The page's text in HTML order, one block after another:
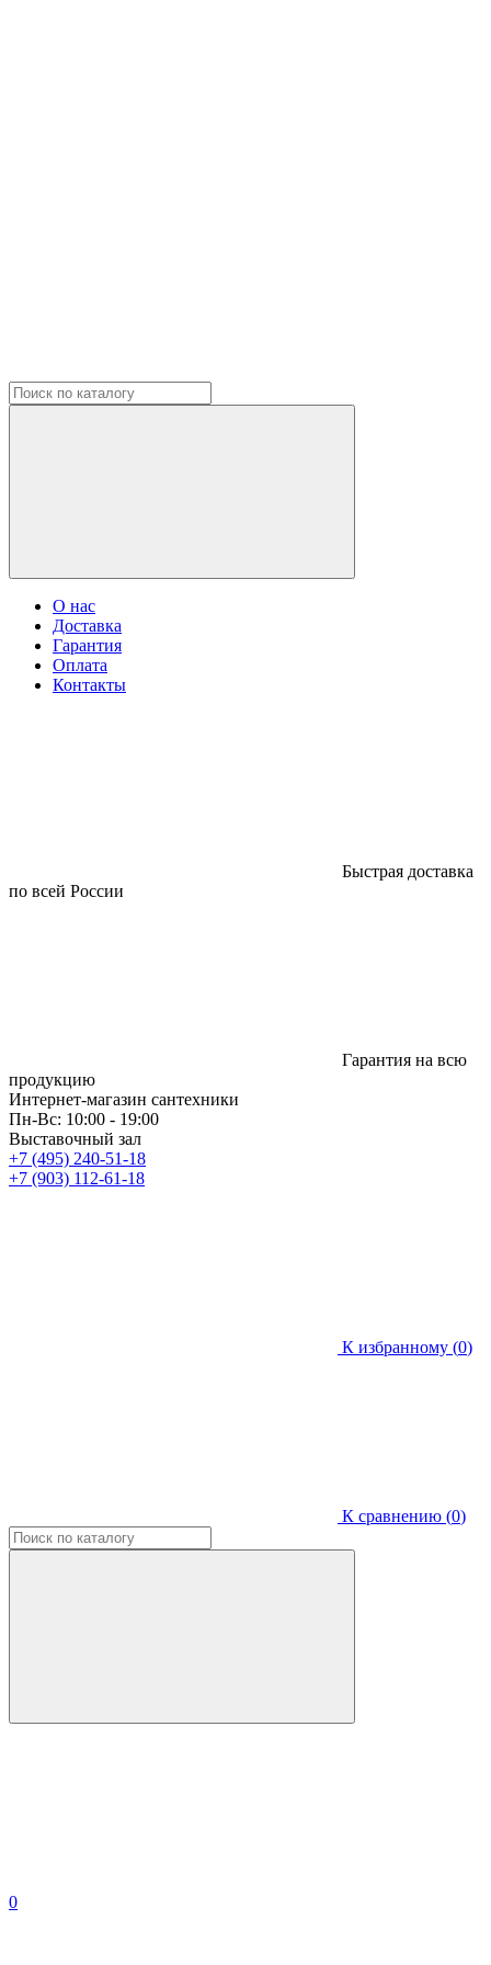
О нас
Доставка
Гарантия
Оплата
Контакты
Быстрая доставка
по всей России
Гарантия на всю
продукцию
Интернет-магазин сантехники
Пн-Вс: 10:00 - 19:00
Выставочный зал
+7 (495) 240-51-18
+7 (903) 112-61-18
К избранному (0)
К сравнению (0)
0